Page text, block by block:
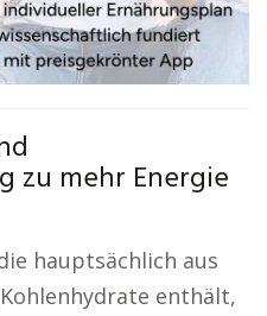
zu mehr Energie
hauptsächlich aus
enthält,